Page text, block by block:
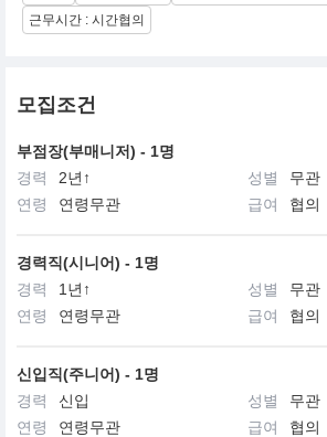
근무시간 : 시간협의
모집조건
부점장(부매니저) - 1명
경력
2년↑ 성별
무관
연령
연령무관 급여 협의
경력직(시니어) - 1명
경력
1년↑ 성별
무관
연령
연령무관 급여 협의
신입직(주니어) - 1명
경력
신입 성별
무관
연령
연령무관 급여 협의